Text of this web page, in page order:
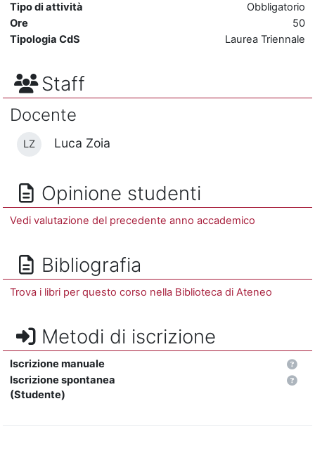
Tipo di attività
Obbligatorio
Ore
50
Tipologia CdS
Laurea Triennale
Staff
Docente
LZ Luca Zoia
Opinione studenti
Vedi valutazione del precedente anno accademico
Bibliografia
Trova i libri per questo corso nella Biblioteca di Ateneo
Metodi di iscrizione
Iscrizione manuale
Iscrizione spontanea
(Studente)